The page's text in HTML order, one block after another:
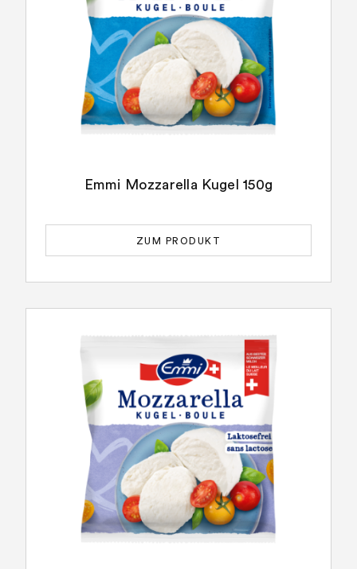
Emmi Mozzarella Kugel 150g
ZUM PRODUKT